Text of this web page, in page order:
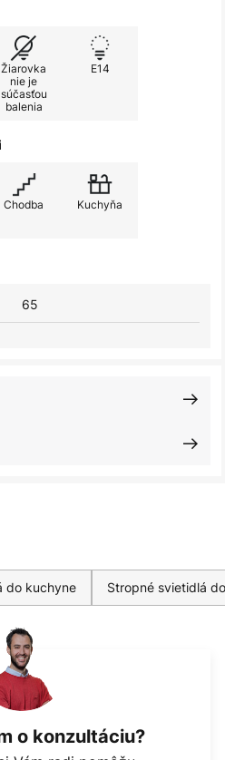
Žiarovka
nie je
súčasťou
balenia
E14
Chodba Kuchyňa
65
do kuchyne Stropné svietidlá
o konzultáciu?